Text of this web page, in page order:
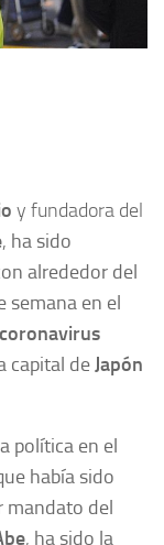
y fundadora del
, ha sido
alrededor del
semana en el
coronavirus
capital de Japón
política en el
había sido
mandato del
, ha sido la